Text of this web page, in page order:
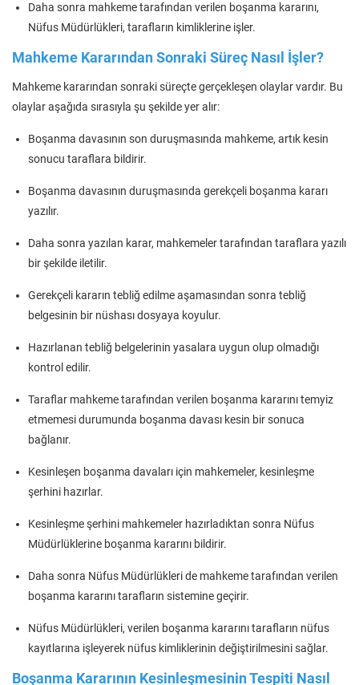
Daha sonra mahkeme tarafından verilen boşanma kararını,
Nüfus Müdürlükleri, tarafların kimliklerine işler.
Mahkeme Kararından Sonraki Süreç Nasıl İşler?
Mahkeme kararından sonraki süreçte gerçekleşen olaylar vardır. Bu
olaylar aşağıda sırasıyla şu şekilde yer alır:
Boşanma davasının son duruşmasında mahkeme, artık kesin
sonucu taraflara bildirir.
Boşanma davasının duruşmasında gerekçeli boşanma kararı
yazılır.
Daha sonra yazılan karar, mahkemeler tarafından taraflara yazılı
bir şekilde iletilir.
Gerekçeli kararın tebliğ edilme aşamasından sonra tebliğ
belgesinin bir nüshası dosyaya koyulur.
Hazırlanan tebliğ belgelerinin yasalara uygun olup olmadığı
kontrol edilir.
Taraflar mahkeme tarafından verilen boşanma kararını temyiz
etmemesi durumunda boşanma davası kesin bir sonuca
bağlanır.
Kesinleşen boşanma davaları için mahkemeler, kesinleşme
şerhini hazırlar.
Kesinleşme şerhini mahkemeler hazırladıktan sonra Nüfus
Müdürlüklerine boşanma kararını bildirir.
Daha sonra Nüfus Müdürlükleri de mahkeme tarafından verilen
boşanma kararını tarafların sistemine geçirir.
Nüfus Müdürlükleri, verilen boşanma kararını tarafların nüfus
kayıtlarına işleyerek nüfus kimliklerinin değiştirilmesini sağlar.
Boşanma Kararının Kesinleşmesinin Tespiti Nasıl